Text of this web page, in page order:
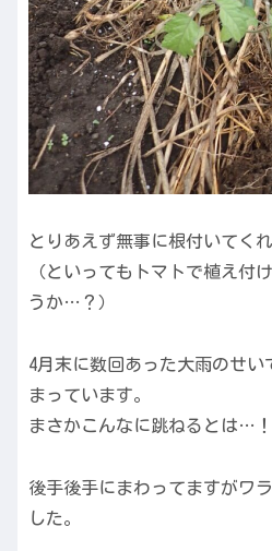
とりあえず無事に根付いてく
（といってもトマトで植え付
うか…？）
4月末に数回あった大雨のせい
まっています。
まさかこんなに跳ねるとは…！
後手後手にまわってますがワ
した。